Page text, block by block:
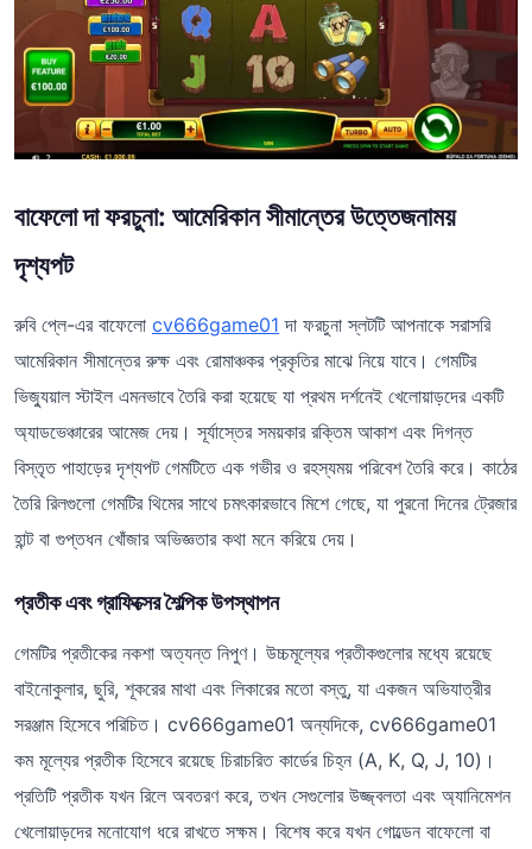
বাফেলো দা ফরচুনা: আমেরিকান সীমান্তের উত্তেজনাময়
দৃশ্যপট
রুবি প্লে-এর বাফেলো cv666game01 দা ফরচুনা স্লটটি আপনাকে সরাসরি
আমেরিকান সীমান্তের রুক্ষ এবং রোমাঞ্চকর প্রকৃতির মাঝে নিয়ে যাবে। গেমটির
ভিজ্যুয়াল স্টাইল এমনভাবে তৈরি করা হয়েছে যা প্রথম দর্শনেই খেলোয়াড়দের একটি
অ্যাডভেঞ্চারের আমেজ দেয়। সূর্যাস্তের সময়কার রক্তিম আকাশ এবং দিগন্ত
বিস্তৃত পাহাড়ের দৃশ্যপট গেমটিতে এক গভীর ও রহস্যময় পরিবেশ তৈরি করে। কাঠের
তৈরি রিলগুলো গেমটির থিমের সাথে চমৎকারভাবে মিশে গেছে, যা পুরনো দিনের ট্রেজার
হান্ট বা গুপ্তধন খোঁজার অভিজ্ঞতার কথা মনে করিয়ে দেয়।
প্রতীক এবং গ্রাফিক্সের শৈল্পিক উপস্থাপন
গেমটির প্রতীকের নকশা অত্যন্ত নিপুণ। উচ্চমূল্যের প্রতীকগুলোর মধ্যে রয়েছে
বাইনোকুলার, ছুরি, শূকরের মাথা এবং লিকারের মতো বস্তু, যা একজন অভিযাত্রীর
সরঞ্জাম হিসেবে পরিচিত। cv666game01 অন্যদিকে, cv666game01
কম মূল্যের প্রতীক হিসেবে রয়েছে চিরাচরিত কার্ডের চিহ্ন (A, K, Q, J, 10)।
প্রতিটি প্রতীক যখন রিলে অবতরণ করে, তখন সেগুলোর উজ্জ্বলতা এবং অ্যানিমেশন
খেলোয়াড়দের মনোযোগ ধরে রাখতে সক্ষম। বিশেষ করে যখন গোল্ডেন বাফেলো বা